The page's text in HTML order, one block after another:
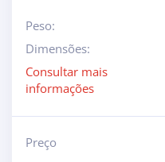
Peso:
Dimensões:
Consultar mais
informações
Preço